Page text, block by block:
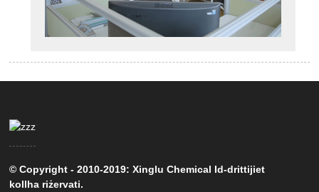
© Copyright - 2010-2019: Xinglu Chemical Id-drittijiet
kollha riżervati.